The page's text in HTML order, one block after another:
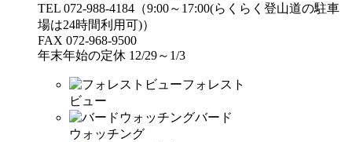
TEL 072-988-4184（9:00～17:00(らくらく登山道の駐車
場は24時間利用可)）
FAX 072-968-9500
年末年始の定休 12/29～1/3
フォレスト
ビュー
バード
ウォッチング